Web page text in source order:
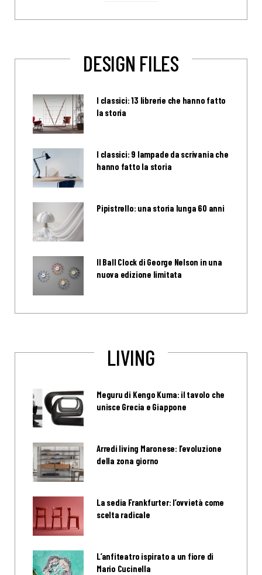
DESIGN FILES
I classici: 13 librerie che hanno fatto
la storia
I classici: 9 lampade da scrivania che
hanno fatto la storia
Pipistrello: una storia lunga 60 anni
Il Ball Clock di George Nelson in una
nuova edizione limitata
LIVING
Meguru di Kengo Kuma: il tavolo che
unisce Grecia e Giappone
Arredi living Maronese: l’evoluzione
della zona giorno
La sedia Frankfurter: l’ovvietà come
scelta radicale
L’anfiteatro ispirato a un fiore di
Mario Cucinella